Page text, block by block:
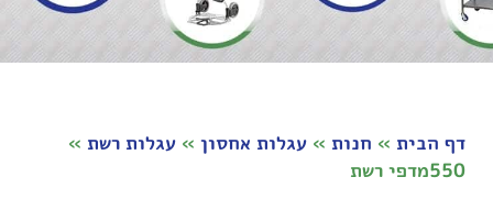
דף הבית » חנות » עגלות אחסון » עגלות רשת »
550מדפי רשת